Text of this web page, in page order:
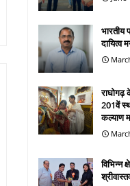
भारतीय
दायित्व
राघोगढ़
201वें
कल्याण
विभिन्न